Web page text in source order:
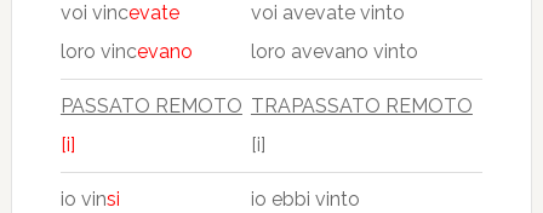
voi vincevate
loro vincevano
voi avevate vinto
loro avevano vinto
PASSATO REMOTO
[i]
TRAPASSATO REMOTO
[i]
io vinsi
io ebbi vinto